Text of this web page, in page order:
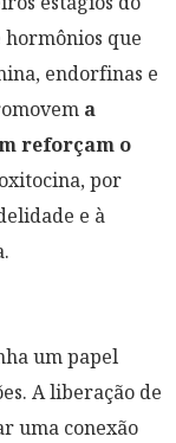
hormônios que
endorfinas e
a
reforçam o
por
e à
um papel
A liberação de
uma conexão